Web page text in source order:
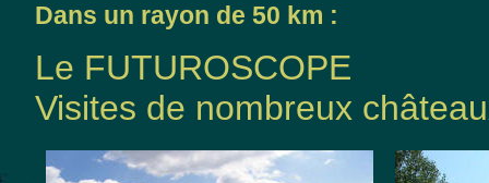
Dans un rayon de 50 km :
Le FUTUROSCOPE
Visites de nombreux